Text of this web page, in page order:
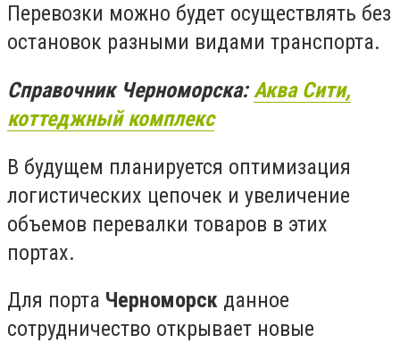
Перевозки можно будет осуществлять без
остановок разными видами транспорта.
Справочник Черноморска:Аква Сити,
коттеджный комплекс
В будущем планируется оптимизация
логистических цепочек и увеличение
объемов перевалки товаров в этих
портах.
Для порта Черноморск данное
сотрудничество открывает новые